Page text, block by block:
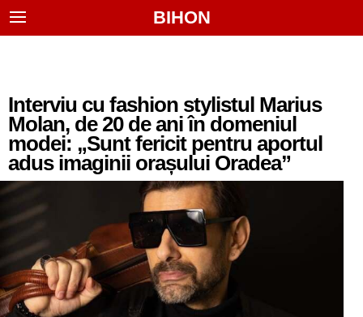
BIHON
Interviu cu fashion stylistul Marius
Molan, de 20 de ani în domeniul
modei: „Sunt fericit pentru aportul
adus imaginii orașului Oradea”